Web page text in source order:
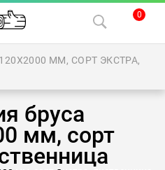
0
ММ, СОРТ ЭКСТРА,
бруса
мм, сорт